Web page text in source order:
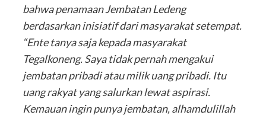
bahwa penamaan Jembatan Ledeng
berdasarkan inisiatif dari masyarakat setempat.
“Ente tanya saja kepada masyarakat
Tegalkoneng. Saya tidak pernah mengakui
jembatan pribadi atau milik uang pribadi. Itu
uang rakyat yang salurkan lewat aspirasi.
Kemauan ingin punya jembatan, alhamdulillah